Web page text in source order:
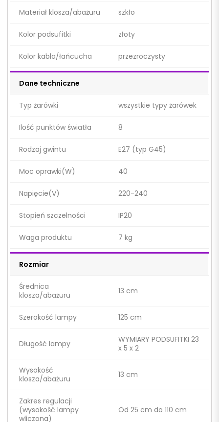
Materiał klosza/abażuru szkło
Kolor podsufitki złoty
Kolor kabla/łańcucha przezroczysty
Dane techniczne
Typ żarówki wszystkie typy żarówek
Ilość punktów światła 8
Rodzaj gwintu E27 (typ G45)
Moc oprawki(W) 40
Napięcie(V) 220-240
Stopień szczelności IP20
Waga produktu 7 kg
Rozmiar
Średnica
klosza/abażuru
13 cm
Szerokość lampy 125 cm
Długość lampy
WYMIARY PODSUFITKI 23
x 5 x 2
Wysokość
klosza/abażuru
13 cm
Zakres regulacji
(wysokość lampy
wliczona)
Od 25 cm do 110 cm